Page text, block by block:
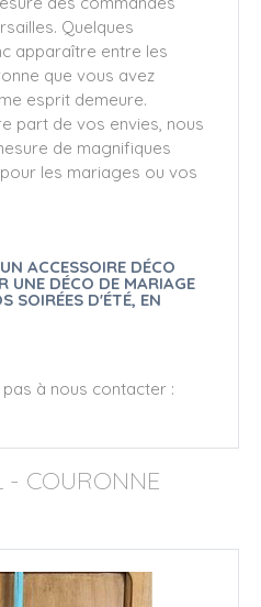
Quelques
apparaître entre les
que vous avez
esprit demeure.
part de vos envies, nous
de magnifiques
les mariages ou vos
ACCESSOIRE DÉCO
UNE DÉCO DE MARIAGE
SOIRÉES D'ÉTÉ, EN
pas à nous contacter :
- COURONNE